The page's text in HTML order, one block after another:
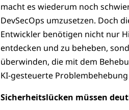
macht es wiederum noch
DevSecOps umzusetzen. Doch
Entwickler benötigen nicht nur
entdecken und zu beheben,
überwinden, die mit dem
KI-gesteuerte
Sicherheitslücken müssen